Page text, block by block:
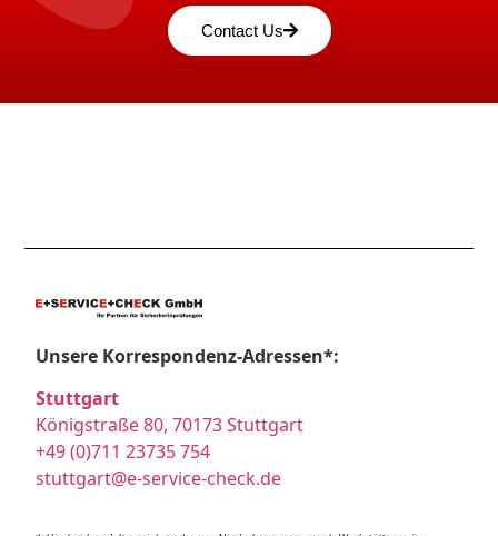
Contact Us
Unsere Korrespondenz-Adressen*:
Stuttgart
Königstraße 80, 70173 Stuttgart
+49 (0)711 23735 754
stuttgart@e-service-check.de